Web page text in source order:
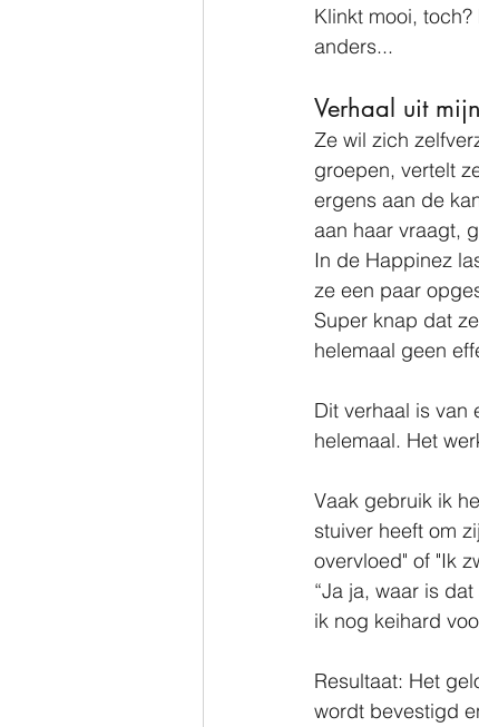
Klinkt mooi,
anders...
Verhaal uit
Ze wil zich
groepen, vertelt
ergens aan de
aan haar vraagt,
In de Happinez
ze een paar
Super knap dat
helemaal geen
Dit verhaal is van
helemaal. Het
Vaak gebruik ik
stuiver heeft om
overvloed" of "Ik
“Ja ja, waar is
ik nog keihard
Resultaat: Het
wordt bevestigd